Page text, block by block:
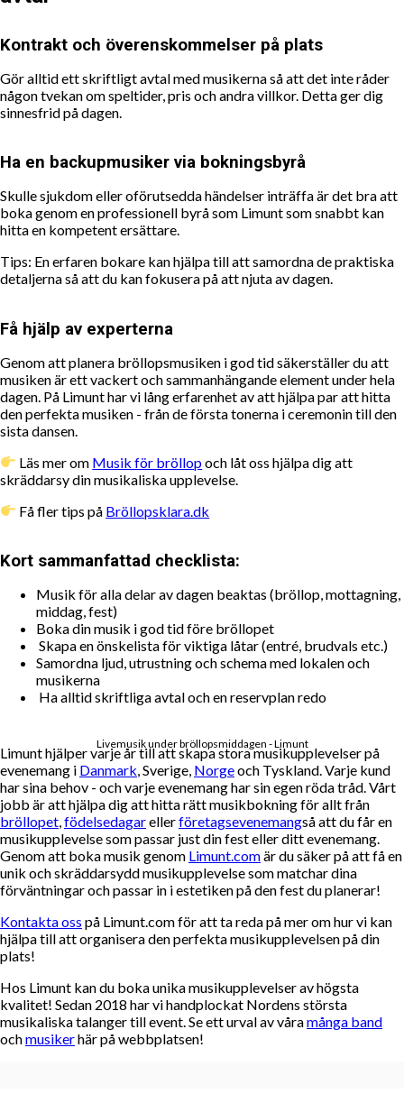
Kontrakt och överenskommelser på plats
Gör alltid ett skriftligt avtal med musikerna så att det inte råder
någon tvekan om speltider, pris och andra villkor. Detta ger dig
sinnesfrid på dagen.
Ha en backupmusiker via bokningsbyrå
Skulle sjukdom eller oförutsedda händelser inträffa är det bra att
boka genom en professionell byrå som Limunt som snabbt kan
hitta en kompetent ersättare.
Tips: En erfaren bokare kan hjälpa till att samordna de praktiska
detaljerna så att du kan fokusera på att njuta av dagen.
Få hjälp av experterna
Genom att planera bröllopsmusiken i god tid säkerställer du att
musiken är ett vackert och sammanhängande element under hela
dagen. På Limunt har vi lång erfarenhet av att hjälpa par att hitta
den perfekta musiken - från de första tonerna i ceremonin till den
sista dansen.
Läs mer om Musik för bröllopoch låt oss hjälpa dig att
skräddarsy din musikaliska upplevelse.
Få fler tips på Bröllopsklara.dk
Kort sammanfattad checklista:
Musik för alla delar av dagen beaktas (bröllop, mottagning,
middag, fest)
Boka din musik i god tid före bröllopet
Skapa en önskelista för viktiga låtar (entré, brudvals etc.)
Samordna ljud, utrustning och schema med lokalen och
musikerna
Ha alltid skriftliga avtal och en reservplan redo
Livemusik under bröllopsmiddagen - Limunt
Limunt hjälper varje år till att skapa stora musikupplevelser på
evenemang i Danmark, Sverige, Norgeoch Tyskland. Varje kund
har sina behov - och varje evenemang har sin egen röda tråd. Vårt
jobb är att hjälpa dig att hitta rätt musikbokning för allt från
bröllopet,födelsedagarellerföretagsevenemangså att du får en
musikupplevelse som passar just din fest eller ditt evenemang.
Genom att boka musik genom Limunt.comär du säker på att få en
unik och skräddarsydd musikupplevelse som matchar dina
förväntningar och passar in i estetiken på den fest du planerar!
Kontakta oss på Limunt.com för att ta reda på mer om hur vi kan
hjälpa till att organisera den perfekta musikupplevelsen på din
plats!
Hos Limunt kan du boka unika musikupplevelser av högsta
kvalitet! Sedan 2018 har vi handplockat Nordens största
musikaliska talanger till event. Se ett urval av våramånga band
ochmusikerhär på webbplatsen!